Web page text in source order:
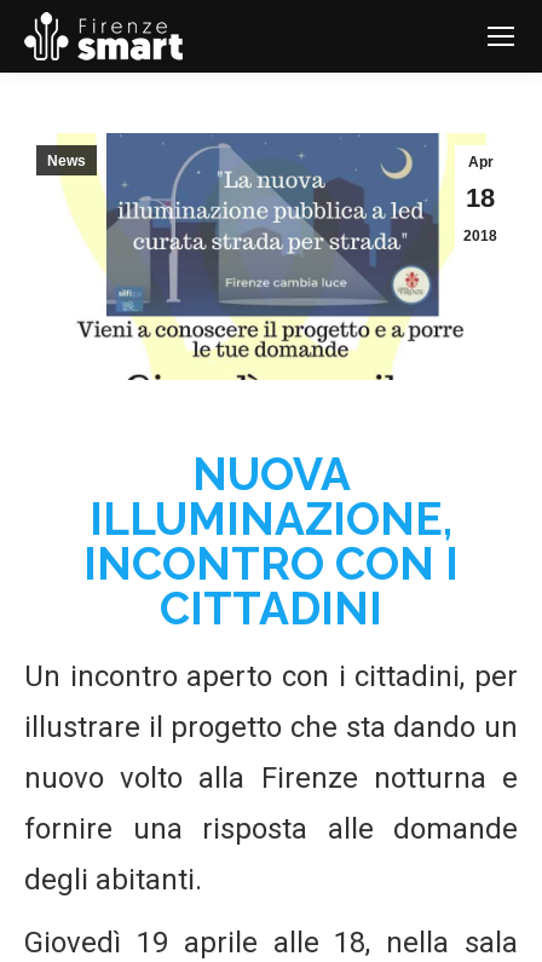
Apr
18
2018
News
NUOVA
ILLUMINAZIONE,
INCONTRO CON I
CITTADINI
Un incontro aperto con i cittadini, per
illustrare il progetto che sta dando un
nuovo volto alla Firenze notturna e
fornire una risposta alle domande
degli abitanti.
Giovedì 19 aprile alle 18, nella sala